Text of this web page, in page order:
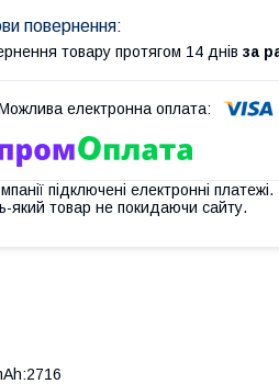
товару протягом 14 днів за
підключені електронні
який товар не покидаючи сайту.